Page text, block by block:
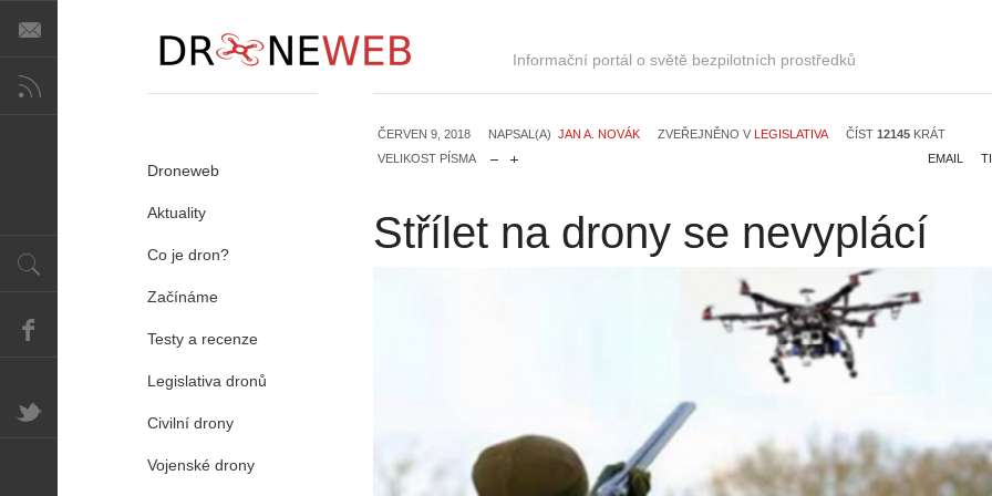
Informační portál o světě bezpilotních prostředků
ČERVEN 9, 2018 NAPSAL(A) JAN A. NOVÁK ZVEŘEJNĚNO V LEGISLATIVA ČÍST 12145 KRÁT
VELIKOST PÍSMA
EMAIL
Střílet na drony se nevyplácí
Droneweb
Aktuality
Co je dron?
Začínáme
Testy a recenze
Legislativa dronů
Civilní drony
Vojenské drony